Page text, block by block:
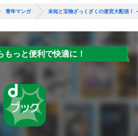
青年マンガ 未知と宝物ざっくざくの迷宮大配信！
もっと便利で快適に！